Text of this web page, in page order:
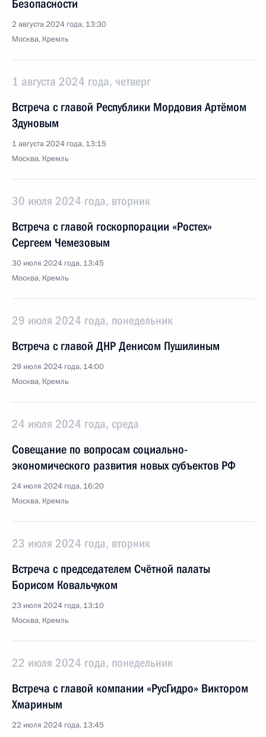
Безопасности
2 августа 2024 года, 13:30
Москва, Кремль
1 августа 2024 года, четверг
Встреча с главой Республики Мордовия Артёмом
Здуновым
1 августа 2024 года, 13:15
Москва, Кремль
30 июля 2024 года, вторник
Встреча с главой госкорпорации «Ростех»
Сергеем Чемезовым
30 июля 2024 года, 13:45
Москва, Кремль
29 июля 2024 года, понедельник
Встреча с главой ДНР Денисом Пушилиным
29 июля 2024 года, 14:00
Москва, Кремль
24 июля 2024 года, среда
Совещание по вопросам социально-
экономического развития новых субъектов РФ
24 июля 2024 года, 16:20
Москва, Кремль
23 июля 2024 года, вторник
Встреча с председателем Счётной палаты
Борисом Ковальчуком
23 июля 2024 года, 13:10
Москва, Кремль
22 июля 2024 года, понедельник
Встреча с главой компании «РусГидро» Виктором
Хмариным
22 июля 2024 года, 13:45